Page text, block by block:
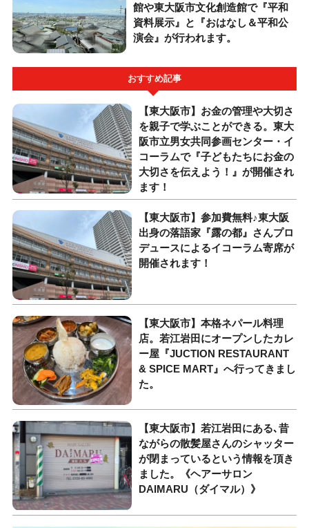
館や東大阪市文化創造館で『平和
資料展示』と『おはなし＆平和公
演会』が行われます。
おすすめ記事
【東大阪市】お金の管理や大切さ
を親子で学ぶことができる。東大
阪市立男女共同参画センター・イ
コーラムで『子どもたちにお金の
大切さを伝えよう！』が開催され
ます！
【東大阪市】参加費無料♪東大阪
出身の落語家『露の都』さんプロ
デュースによるイコーラム寄席が
開催されます！
【東大阪市】本格ネパール料理
店。若江岩田にオープンしたカレ
ー屋『JUCTION RESTAURANT
& SPICE MART』へ行ってきまし
た。
【東大阪市】若江岩田にある､昔
ながらの散髪屋さんのシャッター
が閉まっているという情報を頂き
ました。《ヘアーサロン
DAIMARU（ダイマル）》